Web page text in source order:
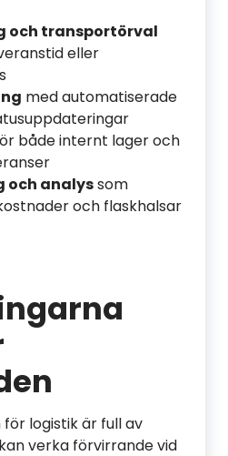
och transportörval
eller
med automatiserade
både internt lager och
och analyssom
och flaskhalsar
logistik är full av
verka förvirrande vid